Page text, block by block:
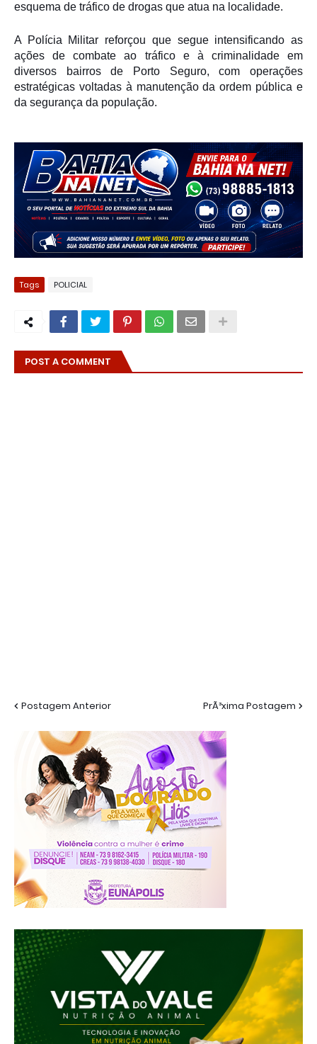
esquema de tráfico de drogas que atua na localidade.
A Polícia Militar reforçou que segue intensificando as
ações de combate ao tráfico e à criminalidade em
diversos bairros de Porto Seguro, com operações
estratégicas voltadas à manutenção da ordem pública e
da segurança da população.
Tags POLICIAL
POST A COMMENT
Postagem Anterior PrÃ³xima Postagem